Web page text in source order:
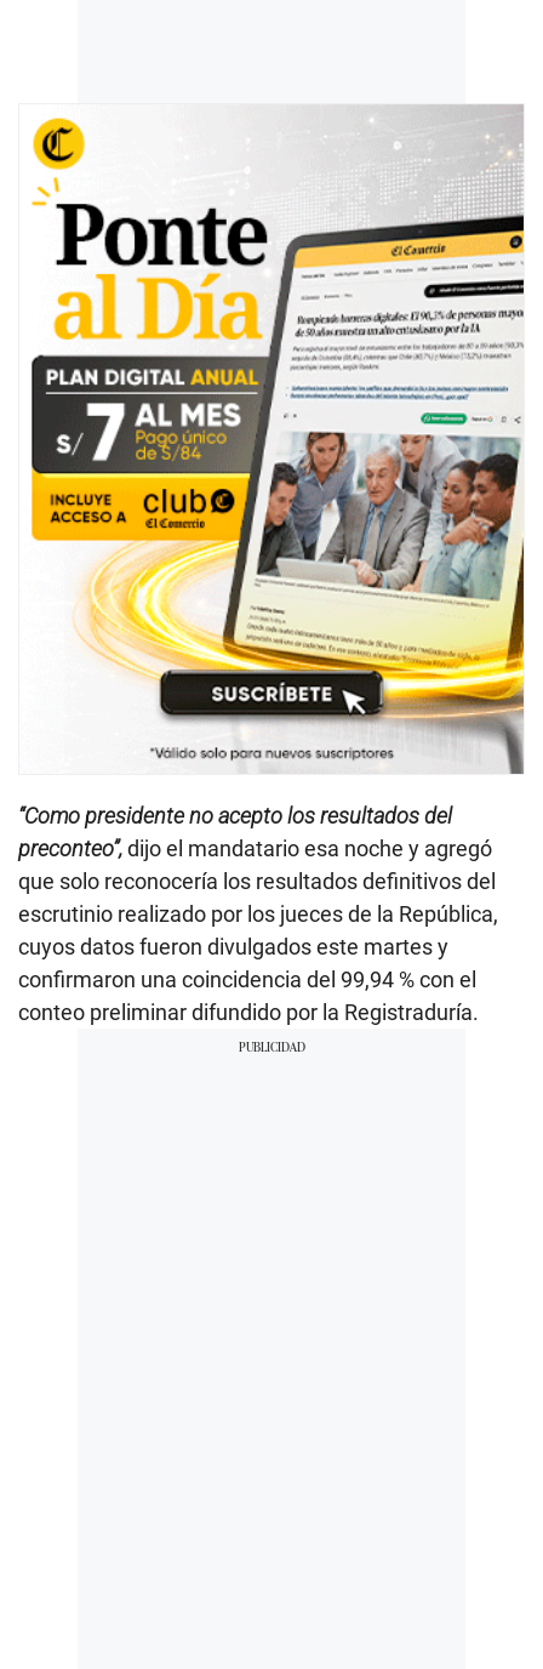
“Como presidente no acepto los resultados del
preconteo”,dijo el mandatario esa noche y agregó
que solo reconocería los resultados definitivos del
escrutinio realizado por los jueces de la República,
cuyos datos fueron divulgados este martes y
confirmaron una coincidencia del 99,94 % con el
conteo preliminar difundido por la Registraduría.